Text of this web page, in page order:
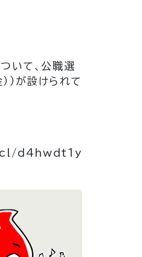
いて、公職選
）が設けられて
d4hwdt1y